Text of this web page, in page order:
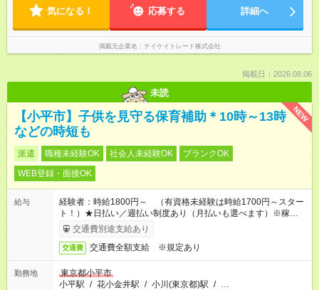
気になる！ 応募する 詳細へ
掲載元企業名 テイケイトレード株式会社
掲載日：2026.08.06
未読
NEW
【小平市】子供を見守る保育補助＊10時～13時
などの時短も
派遣 職種未経験OK 社会人未経験OK
ブランクOK
WEB登録・面接OK
給与
経験者：時給1800円～ （有資格未経験は時給1700円～スター
ト！）★日払い／週払い制度あり（月払いも選べます）※稼働開
始時は手続き完了次第のお支払いとなります★フルタイムできる
方は100円アップ！
交通費別途支給あり
交通費 交通費全額支給 ※規定あり
勤務地
東京都小平市
小平駅 / 花小金井駅 / 小川(東京都)駅 / …